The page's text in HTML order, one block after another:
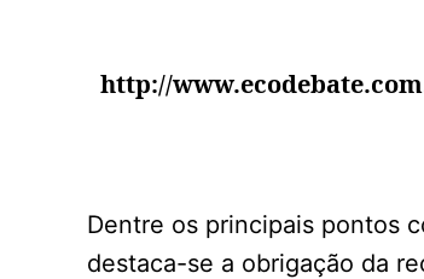
http://
Dentre os principais pontos
destaca-se a obrigação da